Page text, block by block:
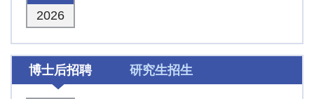
2026
博士后招聘 研究生招生